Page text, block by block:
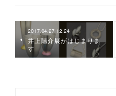
2017.04.27 12:24
井上陽介展がはじまりま
す